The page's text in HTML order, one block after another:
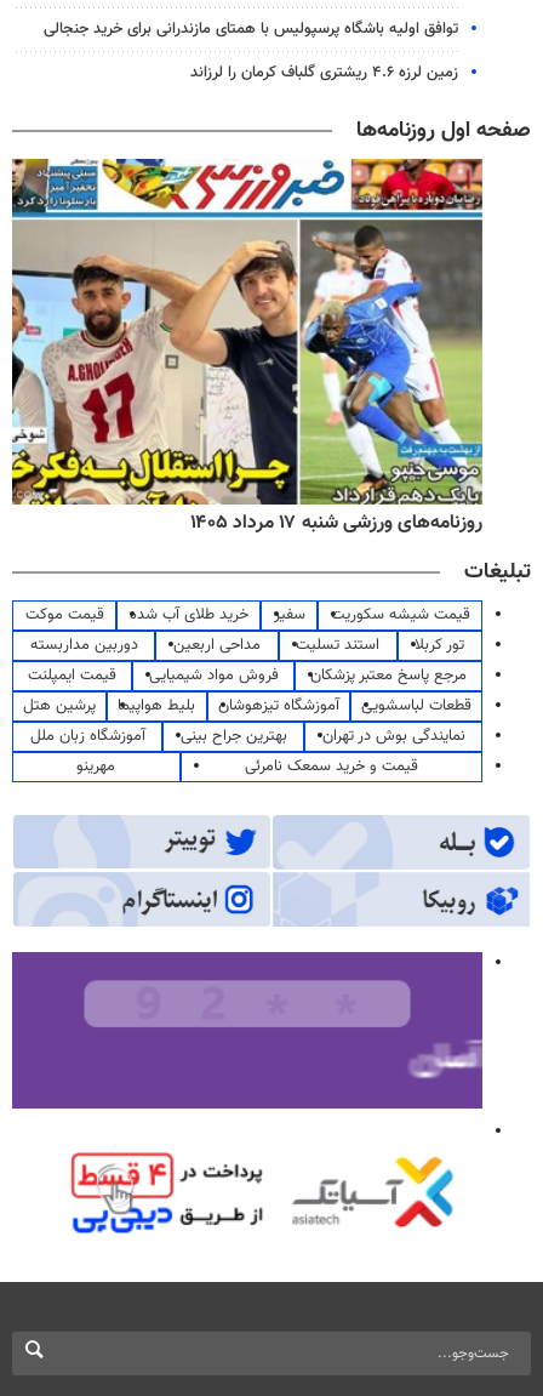
توافق اولیه باشگاه پرسپولیس با همتای مازندرانی برای خرید جنجالی
زمین لرزه ۴.۶ ریشتری گلباف کرمان را لرزاند
صفحه اول روزنامه‌ها
روزنامه‌های ورزشی شنبه ۱۷ مرداد ۱۴۰۵
تبلیغات
قیمت شیشه سکوریت سفیر خرید طلای آب شده
قیمت موکت
تور کربلا
استند تسلیت مداحی اربعین
دوربین مداربسته
مرجع پاسخ معتبر پزشکان
فروش مواد شیمیایی
قیمت ایمپلنت
قطعات لباسشویی
آموزشگاه تیزهوشان بلیط هواپیما
پرشین هتل
نمایندگی بوش در تهران
بهترین جراح بینی
آموزشگاه زبان ملل
قیمت و خرید سمعک نامرئی
مهرینو